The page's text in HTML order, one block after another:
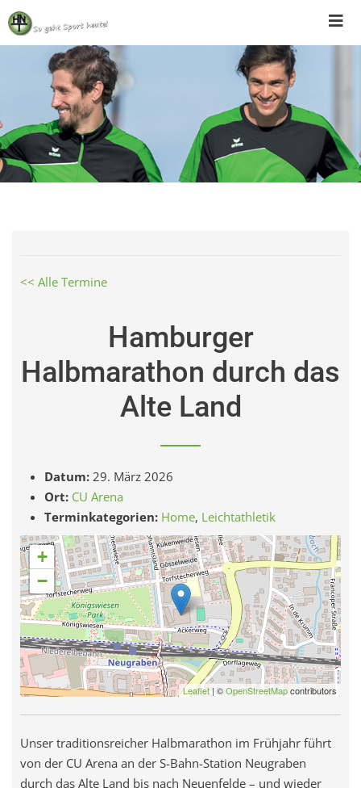
Skip
to
content
<< Alle Termine
Hamburger
Halbmarathon durch das
Alte Land
Datum: 29. März 2026
Ort: CU Arena
Terminkategorien: Home, Leichtathletik
+
−
Leaflet| ©OpenStreetMapcontributors
Unser traditionsreicher Halbmarathon im Frühjahr führt
von der CU Arena an der S-Bahn-Station Neugraben
durch das Alte Land bis nach Neuenfelde – und wieder